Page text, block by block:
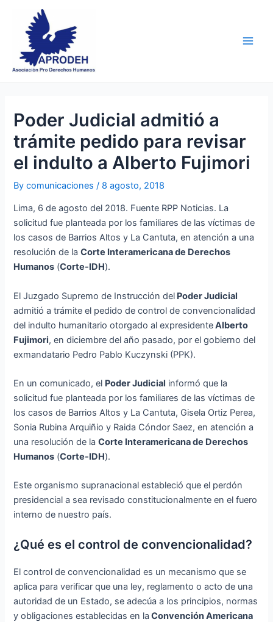
content
Poder Judicial admitió a
trámite pedido para revisar
el indulto a Alberto Fujimori
Bycomunicaciones/ 8 agosto, 2018
Lima, 6 de agosto del 2018. Fuente RPP Noticias. La
solicitud fue planteada por los familiares de las víctimas de
los casos de Barrios Altos y La Cantuta, en atención a una
resolución de laCorte Interamericana de Derechos
Humanos (Corte-IDH).
El Juzgado Supremo de Instrucción del Poder Judicial
admitió a trámite el pedido de control de convencionalidad
del indulto humanitario otorgado al expresidenteAlberto
Fujimori, en diciembre del año pasado, por el gobierno del
exmandatario Pedro Pablo Kuczynski (PPK).
En un comunicado, el Poder Judicial informó que la
solicitud fue planteada por los familiares de las víctimas de
los casos de Barrios Altos y La Cantuta, Gisela Ortiz Perea,
Sonia Rubina Arquiñio y Raida Cóndor Saez, en atención a
una resolución de laCorte Interamericana de Derechos
Humanos (Corte-IDH).
Este organismo supranacional estableció que el perdón
presidencial a sea revisado constitucionalmente en el fuero
interno de nuestro país.
¿Qué es el control de convencionalidad?
El control de convencionalidad es un mecanismo que se
aplica para verificar que una ley, reglamento o acto de una
autoridad de un Estado, se adecúa a los principios, normas
y obligaciones establecidas en la Convención Americana
navigation